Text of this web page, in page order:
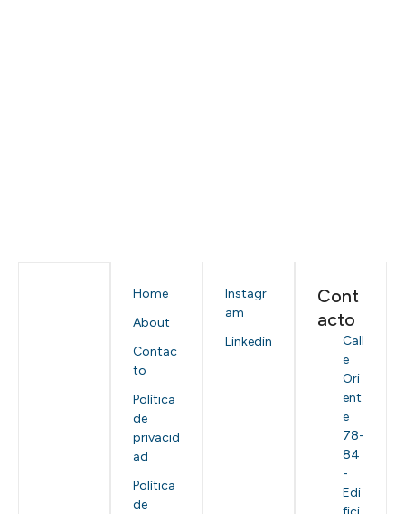
Home
About
Contac
to
Política
de
privacid
ad
Política
de
Instagr
am
Linkedin
Cont
acto
Call
e
Ori
ent
e
78-
84
-
Edi